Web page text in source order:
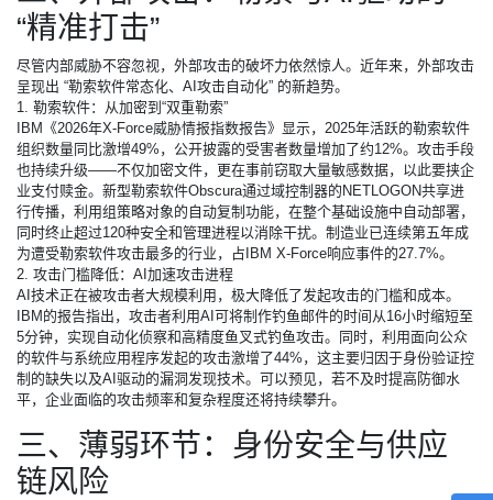
“精准打击”
尽管内部威胁不容忽视，外部攻击的破坏力依然惊人。近年来，外部攻击
呈现出 “勒索软件常态化、AI攻击自动化” 的新趋势。
1. 勒索软件：从加密到“双重勒索”
IBM《2026年X-Force威胁情报指数报告》显示，2025年活跃的勒索软件
组织数量同比激增49%，公开披露的受害者数量增加了约12%。攻击手段
也持续升级——不仅加密文件，更在事前窃取大量敏感数据，以此要挟企
业支付赎金。新型勒索软件Obscura通过域控制器的NETLOGON共享进
行传播，利用组策略对象的自动复制功能，在整个基础设施中自动部署，
同时终止超过120种安全和管理进程以消除干扰。制造业已连续第五年成
为遭受勒索软件攻击最多的行业，占IBM X-Force响应事件的27.7%。
2. 攻击门槛降低：AI加速攻击进程
AI技术正在被攻击者大规模利用，极大降低了发起攻击的门槛和成本。
IBM的报告指出，攻击者利用AI可将制作钓鱼邮件的时间从16小时缩短至
5分钟，实现自动化侦察和高精度鱼叉式钓鱼攻击。同时，利用面向公众
的软件与系统应用程序发起的攻击激增了44%，这主要归因于身份验证控
制的缺失以及AI驱动的漏洞发现技术。可以预见，若不及时提高防御水
平，企业面临的攻击频率和复杂程度还将持续攀升。
三、薄弱环节：身份安全与供应
链风险